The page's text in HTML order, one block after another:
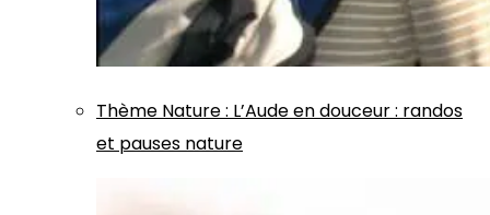
Thème Nature: L’Aude en douceur : randos
et pauses nature